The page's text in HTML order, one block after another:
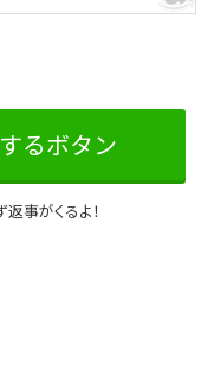
るボタン
事がくるよ！